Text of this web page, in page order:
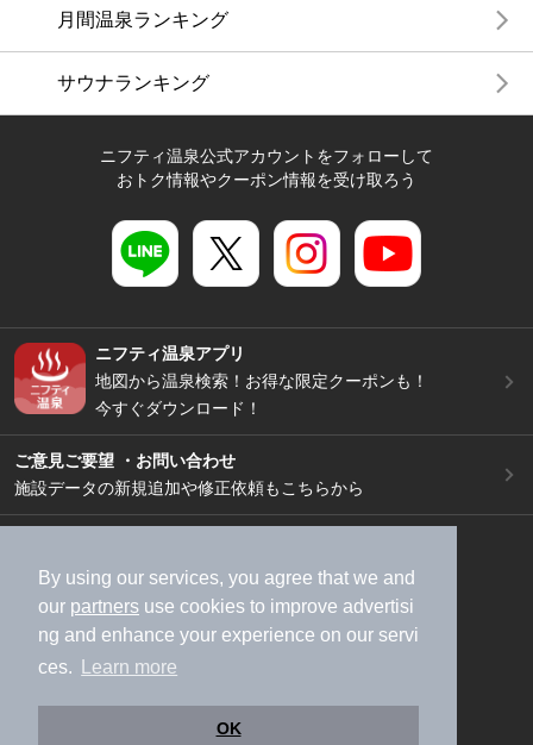
By using our services, you agree that we and
our partners use cookies to improve advertisi
ng and enhance your experience on our servi
ces.
Learn more
OK
月間温泉ランキング
サウナランキング
ニフティ温泉公式アカウントをフォローして
おトク情報やクーポン情報を受け取ろう
ニフティ温泉アプリ
地図から温泉検索！お得な限定クーポンも！
今すぐダウンロード！
ご意見ご要望 ・お問い合わせ
施設データの新規追加や修正依頼もこちらから
加盟店募集（資料請求）
広告出稿のご案内
利用規約
ライフスタイルMEMBERS+規約
特定商取引法に基づく表記
ヘルプ
採用情報
運営会社